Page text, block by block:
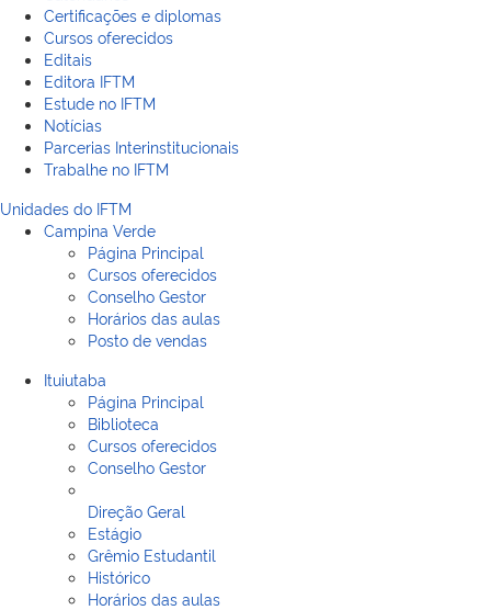
Certificações e diplomas
Cursos oferecidos
Editais
Editora IFTM
Estude no IFTM
Notícias
Parcerias Interinstitucionais
Trabalhe no IFTM
Unidades do IFTM
Campina Verde
Página Principal
Cursos oferecidos
Conselho Gestor
Horários das aulas
Posto de vendas
Ituiutaba
Página Principal
Biblioteca
Cursos oferecidos
Conselho Gestor
Direção Geral
Estágio
Grêmio Estudantil
Histórico
Horários das aulas